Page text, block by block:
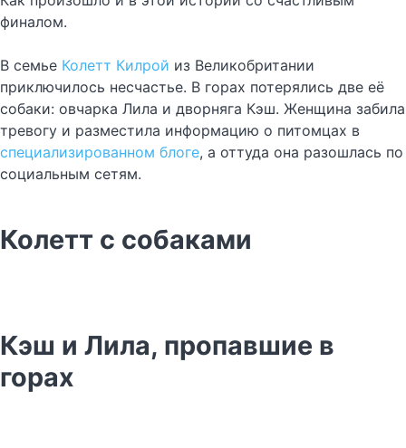
финалом.
В семье Колетт Килрой из Великобритании
приключилось несчастье. В горах потерялись две её
собаки: овчарка Лила и дворняга Кэш. Женщина забила
тревогу и разместила информацию о питомцах в
специализированном блоге, а оттуда она разошлась по
социальным сетям.
Колетт с собаками
Кэш и Лила, пропавшие в
горах